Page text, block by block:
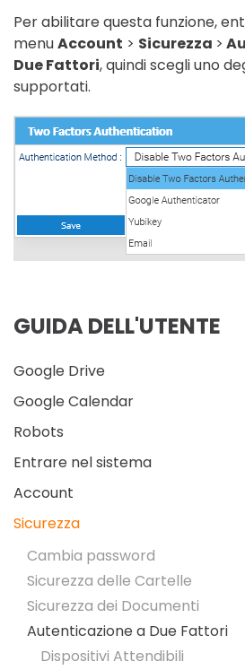
Per abilitare questa funzione,
menuAccount > Sicurezza >
Due Fattori, quindi scegli uno
supportati.
GUIDA DELL'UTENTE
Google Drive
Google Calendar
Robots
Entrare nel sistema
Account
Sicurezza
Cambia password
Sicurezza delle Cartelle
Sicurezza dei Documenti
Autenticazione a Due Fattori
Dispositivi Attendibili